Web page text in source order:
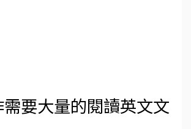
要大量的閱讀英文文